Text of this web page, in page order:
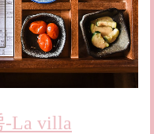
-La villa